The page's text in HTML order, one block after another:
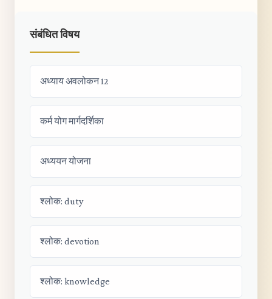
संबंधित विषय
अध्याय अवलोकन 12
कर्म योग मार्गदर्शिका
अध्ययन योजना
श्लोक: duty
श्लोक: devotion
श्लोक: knowledge